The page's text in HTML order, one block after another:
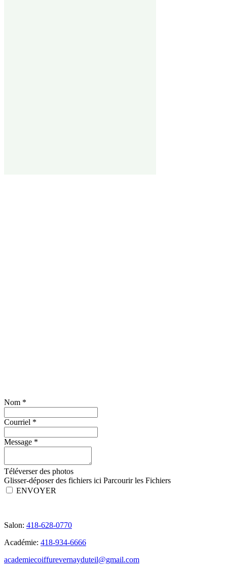
Nom *
Courriel *
Message *
Téléverser des photos
Glisser-déposer des fichiers ici Parcourir les Fichiers
ENVOYER
Salon: 418-628-0770
Académie: 418-934-6666
academiecoiffurevernayduteil@gmail.com